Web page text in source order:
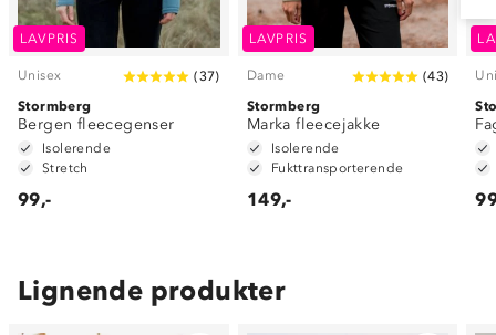
LAVPRIS
Unisex (37)
Stormberg
Bergen fleecegenser
Isolerende
Stretch
99,-
LAVPRIS
Dame (43)
Stormberg
Marka fleecejakke
Isolerende
Fukttransporterende
149,-
Lignende produkter